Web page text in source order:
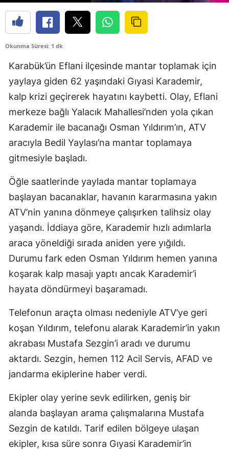
Okunma Süresi: 1 dk
Karabük’ün Eflani ilçesinde mantar toplamak için
yaylaya giden 62 yaşındaki Gıyasi Karademir,
kalp krizi geçirerek hayatını kaybetti. Olay, Eflani
merkeze bağlı Yalacık Mahallesi’nden yola çıkan
Karademir ile bacanağı Osman Yıldırım’ın, ATV
aracıyla Bedil Yaylası’na mantar toplamaya
gitmesiyle başladı.
Öğle saatlerinde yaylada mantar toplamaya
başlayan bacanaklar, havanın kararmasına yakın
ATV’nin yanına dönmeye çalışırken talihsiz olay
yaşandı. İddiaya göre, Karademir hızlı adımlarla
araca yöneldiği sırada aniden yere yığıldı.
Durumu fark eden Osman Yıldırım hemen yanına
koşarak kalp masajı yaptı ancak Karademir’i
hayata döndürmeyi başaramadı.
Telefonun araçta olması nedeniyle ATV’ye geri
koşan Yıldırım, telefonu alarak Karademir’in yakın
akrabası Mustafa Sezgin’i aradı ve durumu
aktardı. Sezgin, hemen 112 Acil Servis, AFAD ve
jandarma ekiplerine haber verdi.
Ekipler olay yerine sevk edilirken, geniş bir
alanda başlayan arama çalışmalarına Mustafa
Sezgin de katıldı. Tarif edilen bölgeye ulaşan
ekipler, kısa süre sonra Gıyasi Karademir’in